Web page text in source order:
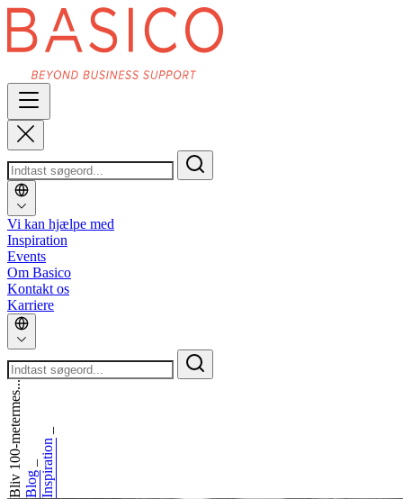
Vi kan hjælpe med
Inspiration
Events
Om Basico
Kontakt os
Karriere
Inspiration
_
Blog
_
Bliv 100-metermes...